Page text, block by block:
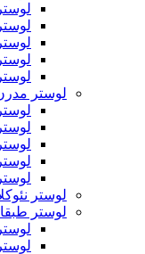
لوستر
لوستر
لوستر